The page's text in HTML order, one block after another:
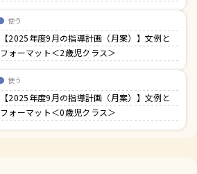
使う
【2025年度9月の指導計画（月案）】文例と
フォーマット＜2歳児クラス＞
使う
【2025年度9月の指導計画（月案）】文例と
フォーマット＜0歳児クラス＞